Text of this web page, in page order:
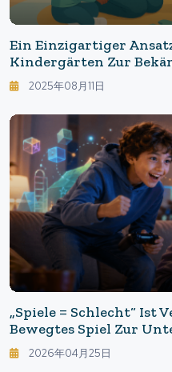
Ein Einzigartiger
Kindergärten Zur
Klein Auf: 13
Kinderbetreuung In
2025年08月11日
„Spiele = Schlecht“ Ist
Bewegtes Spiel Zur
Kindlichen Psyche Und
2026年04月25日